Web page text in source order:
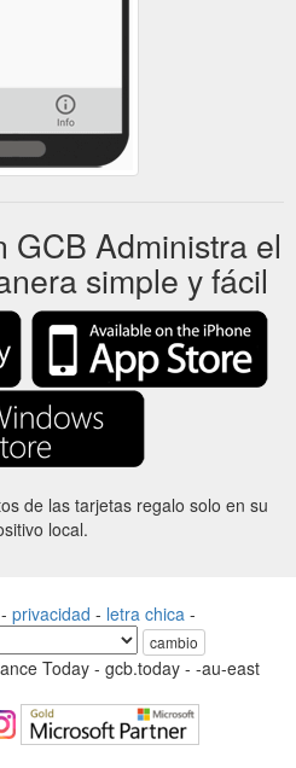
GCB Administra el
simple y fácil
de las tarjetas regalo solo en su
local.
- privacidad - letra chica -
cambio
Today - gcb.today - -au-east